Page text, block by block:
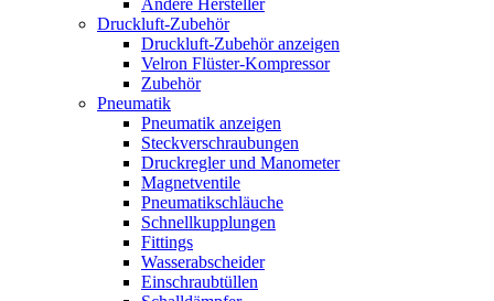
Andere Hersteller
Druckluft-Zubehör
Druckluft-Zubehör anzeigen
Velron Flüster-Kompressor
Zubehör
Pneumatik
Pneumatik anzeigen
Steckverschraubungen
Druckregler und Manometer
Magnetventile
Pneumatikschläuche
Schnellkupplungen
Fittings
Wasserabscheider
Einschraubtüllen